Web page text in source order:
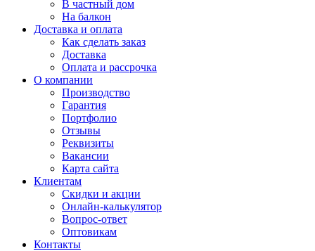
В частный дом
На балкон
Доставка и оплата
Как сделать заказ
Доставка
Оплата и рассрочка
О компании
Производство
Гарантия
Портфолио
Отзывы
Реквизиты
Вакансии
Карта сайта
Клиентам
Скидки и акции
Онлайн-калькулятор
Вопрос-ответ
Оптовикам
Контакты